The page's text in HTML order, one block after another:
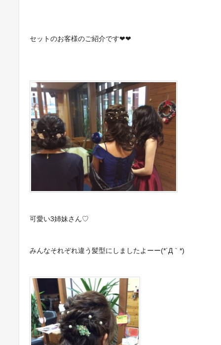
セットのお客様のご紹介です❤︎❤︎
可愛い3姉妹さん♡
みんなそれぞれ違う髪型にしましたよーー(*´Д｀*)